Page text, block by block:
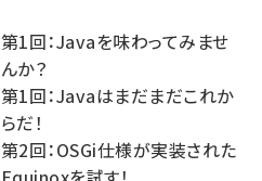
第1回：Javaを味わってみませ
んか？
第1回：Javaはまだまだこれか
らだ！
第2回：OSGi仕様が実装された